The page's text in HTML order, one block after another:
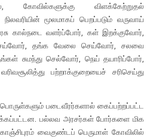
கோவில்களுக்கு விளக்கேற்றுதல்
மூலமாகப் பெறப்படும் வருவாய்
கால்நடை வளர்ப்போர், கள் இறக்குவோர்,
தங்க வேலை செய்வோர், சலவை
சுமந்து செல்வோர், நெய் தயாரிப்போர்,
பற்றாக்குறையைச் சரிசெய்து
படைவீரர்களால் கைப்பற்றப்பட்ட
பல்லவ அரசர்கள் போர்களை மிக
வைகுண்டப் பெருமாள் கோவிலில்